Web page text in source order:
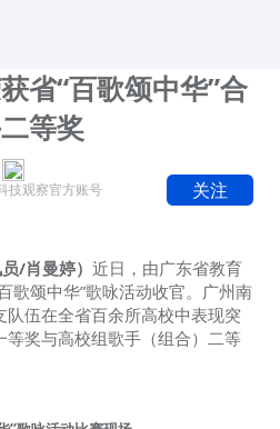
省“百歌颂中华”合
等奖
技观察官方账号 关注
/肖曼婷） 近日， 由广东省教育
歌颂中华”歌咏活动收官。广州南
伍在全省百余所高校中表现突
奖与高校组歌手（组合）二等